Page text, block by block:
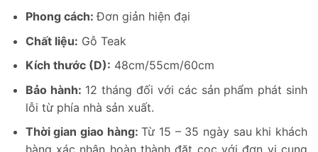
Phong cách:Đơn giản hiện đại
Chất liệu: Gỗ Teak
Kích thước (D): 48cm/55cm/60cm
Bảo hành: 12 tháng đối với các sản phẩm phát sinh
lỗi từ phía nhà sản xuất.
Thời gian giao hàng:Từ 15 – 35 ngày sau khi khách